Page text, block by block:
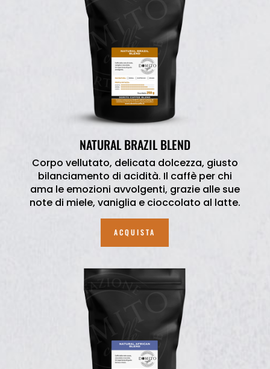
NATURAL BRAZIL BLEND
Corpo vellutato, delicata dolcezza, giusto
bilanciamento di acidità. Il caffè per chi
ama le emozioni avvolgenti, grazie alle sue
note di miele, vaniglia e cioccolato al latte.
ACQUISTA